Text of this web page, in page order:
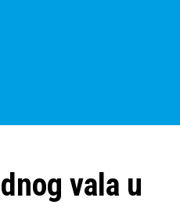
vala u